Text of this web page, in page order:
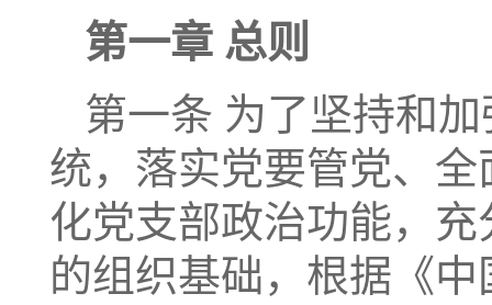
第一章 总则
第一条 为了坚持和
统，落实党要管党、
化党支部政治功能，
的组织基础，根据《